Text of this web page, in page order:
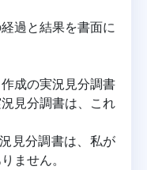
過と結果を書面に
成の実況見分調書
見分調書は、これ
見分調書は、私が
ません。